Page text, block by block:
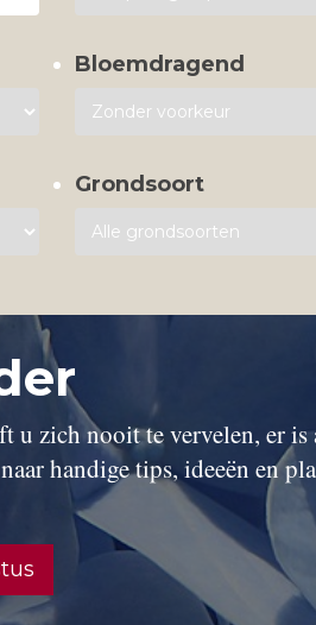
Bloemdragend
Grondsoort
u zich nooit te vervelen, er
handige tips, ideeën en